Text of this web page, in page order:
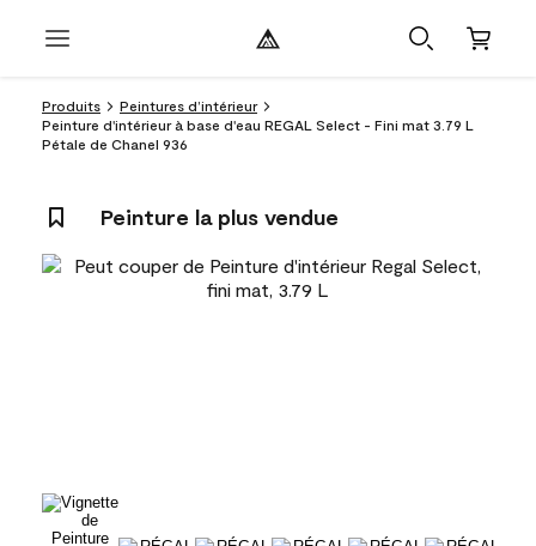
Produits
Peintures d’intérieur
Peinture d'intérieur à base d'eau REGAL Select - Fini mat 3.79 L
Pétale de Chanel 936
Peinture la plus vendue